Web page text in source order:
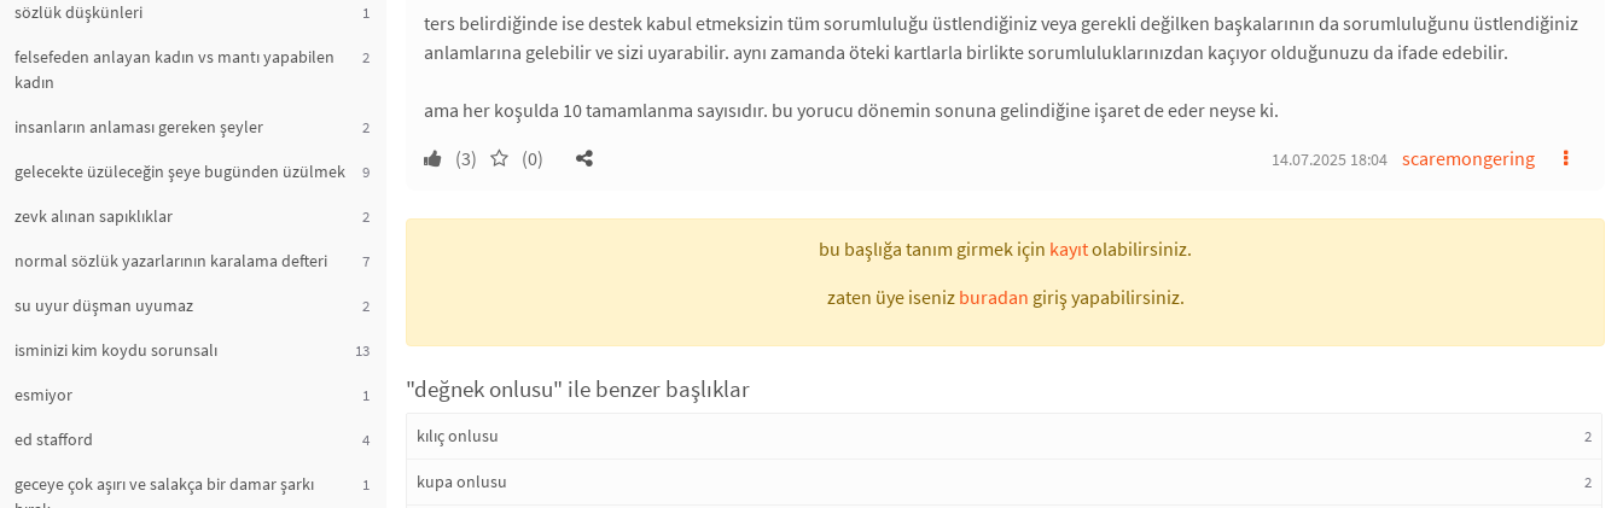
sözlük düşkünleri 1
felsefeden anlayan kadın vs mantı yapabilen
kadın
2
insanların anlaması gereken şeyler 2
gelecekte üzüleceğin şeye bugünden üzülmek 9
zevk alınan sapıklıklar 2
normal sözlük yazarlarının karalama defteri 7
su uyur düşman uyumaz 2
isminizi kim koydu sorunsalı 13
esmiyor 1
ed stafford 4
geceye çok aşırı ve salakça bir damar şarkı
1
ters belirdiğinde ise destek kabul etmeksizin tüm sorumluluğu üstlendiğiniz veya gerekli değilken başkalarının da sorumluluğunu üstlendiğiniz
anlamlarına gelebilir ve sizi uyarabilir. aynı zamanda öteki kartlarla birlikte sorumluluklarınızdan kaçıyor olduğunuzu da ifade edebilir.
ama her koşulda 10 tamamlanma sayısıdır. bu yorucu dönemin sonuna gelindiğine işaret de eder neyse ki.
(3)
(0) scaremongering
14.07.2025 18:04
bu başlığa tanım girmek için kayıtolabilirsiniz.
zaten üye iseniz buradan giriş yapabilirsiniz.
"değnek onlusu" ile benzer başlıklar
kılıç onlusu 2
kupa onlusu 2